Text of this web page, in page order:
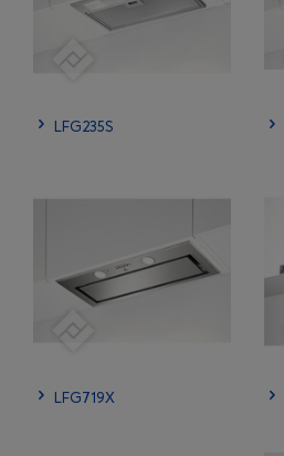
LFG235S
LFG719X